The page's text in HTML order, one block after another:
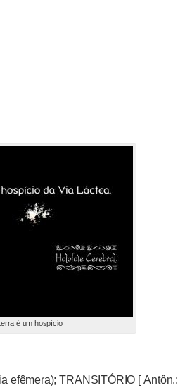
é um hospício
efêmera); TRANSITÓRIO [ Antôn.: